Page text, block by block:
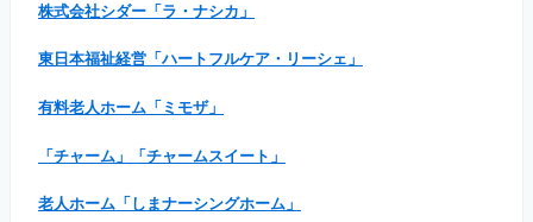
株式会社シダー「ラ・ナシカ」
東日本福祉経営「ハートフルケア・リーシェ」
有料老人ホーム「ミモザ」
「チャーム」「チャームスイート」
老人ホーム「しまナーシングホーム」